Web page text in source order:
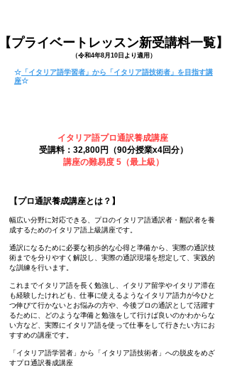
プライベートレッスン新受講料一覧】
（令和4年8月10日より適用）
☆ 「イタリア語学習者」から「イタリア語技術者」を目指す講
座☆
イタリア語プロ通訳養成講座
受講料：32,800円（90分授業x4回分）
講座の難易度 5（最上級）
【プロ通訳養成講座とは？】
幅広い分野に対応できる、プロのイタリア語通訳者・翻訳者を養
成するためのイタリア語上級講座です。
通訳になるために必要な初歩的な心得と準備から、実際の通訳技
術までを分りやすく解説し、実際の通訳現場を想定して、実践的
な訓練を行います。
これまでイタリア語を長く勉強し、イタリア留学やイタリア滞在
も経験したけれども、仕事に使えるようなイタリア語力が今ひと
つ伸びて行かないとお悩みの方や、今後プロの通訳として活躍す
るために、どのような準備と勉強をして行けば良いのかわからな
い方など、実際にイタリア語を使って仕事をして行きたい方にお
すすめの講座です。
「イタリア語学習者」から「イタリア語技術者」への脱皮をめざ
すプロ通訳養成講座